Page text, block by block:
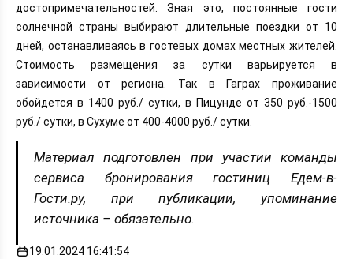
достопримечательностей. Зная это, постоянные гости
солнечной страны выбирают длительные поездки от 10
дней, останавливаясь в гостевых домах местных жителей.
Стоимость размещения за сутки варьируется в
зависимости от региона. Так в Гаграх проживание
обойдется в 1400 руб./ сутки, в Пицунде от 350 руб.-1500
руб./ сутки, в Сухуме от 400-4000 руб./ сутки.
Материал подготовлен при участии команды
сервиса бронирования гостиниц Едем-в-
Гости.ру, при публикации, упоминание
источника – обязательно.
19.01.2024 16:41:54